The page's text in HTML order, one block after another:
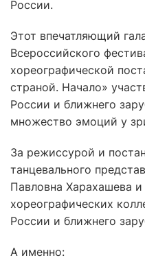
России.
Этот впечатляющий
Всероссийского
хореографической
страной. Начало»
России и ближнего
множество эмоций у
За режиссурой и
танцевального
Павловна Харахашева
хореографических
России и ближнего
А именно: